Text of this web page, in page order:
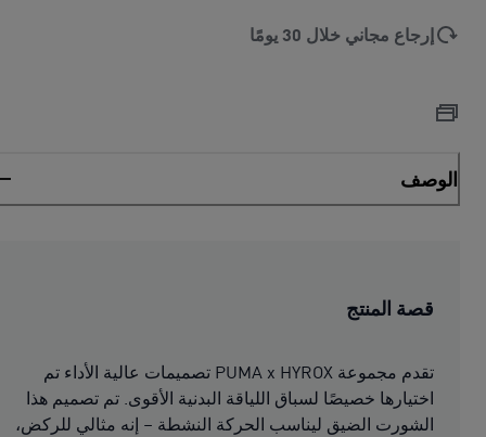
إرجاع مجاني خلال 30 يومًا
الوصف
قصة المنتج
تقدم مجموعة PUMA x HYROX تصميمات عالية الأداء تم
اختيارها خصيصًا لسباق اللياقة البدنية الأقوى. تم تصميم هذا
الشورت الضيق ليناسب الحركة النشطة – إنه مثالي للركض،